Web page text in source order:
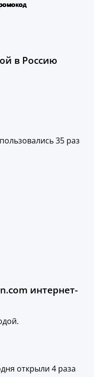
в Россию
35 раз
интернет-
открыли 4 раза